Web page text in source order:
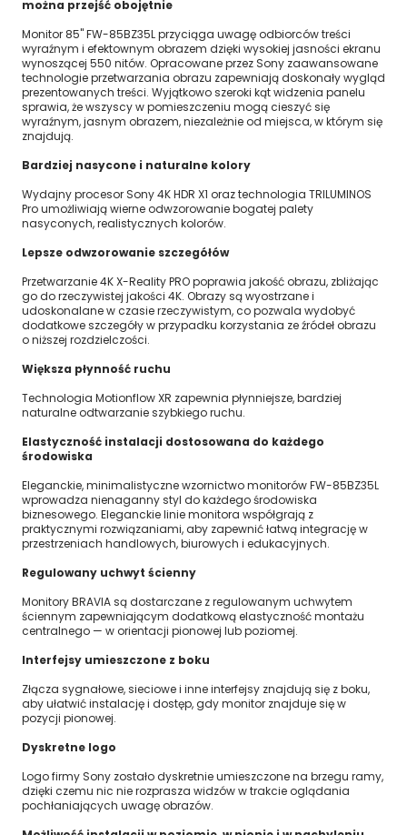
można przejść obojętnie
Monitor 85" FW-85BZ35L przyciąga uwagę odbiorców treści
wyraźnym i efektownym obrazem dzięki wysokiej jasności ekranu
wynoszącej 550 nitów. Opracowane przez Sony zaawansowane
technologie przetwarzania obrazu zapewniają doskonały wygląd
prezentowanych treści. Wyjątkowo szeroki kąt widzenia panelu
sprawia, że wszyscy w pomieszczeniu mogą cieszyć się
wyraźnym, jasnym obrazem, niezależnie od miejsca, w którym się
znajdują.
Bardziej nasycone i naturalne kolory
Wydajny procesor Sony 4K HDR X1 oraz technologia TRILUMINOS
Pro umożliwiają wierne odwzorowanie bogatej palety
nasyconych, realistycznych kolorów.
Lepsze odwzorowanie szczegółów
Przetwarzanie 4K X-Reality PRO poprawia jakość obrazu, zbliżając
go do rzeczywistej jakości 4K. Obrazy są wyostrzane i
udoskonalane w czasie rzeczywistym, co pozwala wydobyć
dodatkowe szczegóły w przypadku korzystania ze źródeł obrazu
o niższej rozdzielczości.
Większa płynność ruchu
Technologia Motionflow XR zapewnia płynniejsze, bardziej
naturalne odtwarzanie szybkiego ruchu.
Elastyczność instalacji dostosowana do każdego
środowiska
Eleganckie, minimalistyczne wzornictwo monitorów FW-85BZ35L
wprowadza nienaganny styl do każdego środowiska
biznesowego. Eleganckie linie monitora współgrają z
praktycznymi rozwiązaniami, aby zapewnić łatwą integrację w
przestrzeniach handlowych, biurowych i edukacyjnych.
Regulowany uchwyt ścienny
Monitory BRAVIA są dostarczane z regulowanym uchwytem
ściennym zapewniającym dodatkową elastyczność montażu
centralnego — w orientacji pionowej lub poziomej.
Interfejsy umieszczone z boku
Złącza sygnałowe, sieciowe i inne interfejsy znajdują się z boku,
aby ułatwić instalację i dostęp, gdy monitor znajduje się w
pozycji pionowej.
Dyskretne logo
Logo firmy Sony zostało dyskretnie umieszczone na brzegu ramy,
dzięki czemu nic nie rozprasza widzów w trakcie oglądania
pochłaniających uwagę obrazów.